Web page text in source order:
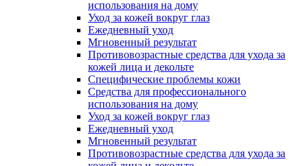
использования на дому
Уход за кожей вокруг глаз
Ежедневный уход
Мгновенный результат
Противовозрастные средства для ухода за
кожей лица и декольте
Специфические проблемы кожи
Средства для профессионального
использования на дому
Уход за кожей вокруг глаз
Ежедневный уход
Мгновенный результат
Противовозрастные средства для ухода за